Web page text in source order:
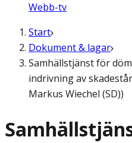
Webb-tv
Start
Dokument & lagar
Samhällstjänst för
indrivning av
Markus Wiechel (SD))